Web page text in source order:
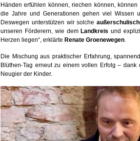
Händen erfühlen können, riechen können,
die Jahre und Generationen gehen viel Wissen
Deswegen unterstützen wir solche
unseren Förderern, wie dem Landkreis und
Herzen liegen“, erklärte Renate Groenewegen.
Die Mischung aus praktischer Erfahrung,
Blüthen-Tag erneut zu einem vollen Erfolg –
Neugier der Kinder.